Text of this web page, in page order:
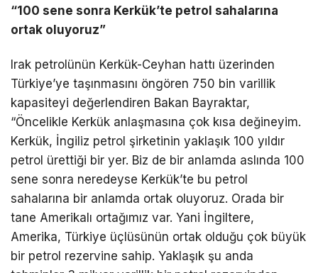
“100 sene sonra Kerkük’te petrol sahalarına
ortak oluyoruz”
Irak petrolünün Kerkük-Ceyhan hattı üzerinden
Türkiye’ye taşınmasını öngören 750 bin varillik
kapasiteyi değerlendiren Bakan Bayraktar,
“Öncelikle Kerkük anlaşmasına çok kısa değineyim.
Kerkük, İngiliz petrol şirketinin yaklaşık 100 yıldır
petrol ürettiği bir yer. Biz de bir anlamda aslında 100
sene sonra neredeyse Kerkük’te bu petrol
sahalarına bir anlamda ortak oluyoruz. Orada bir
tane Amerikalı ortağımız var. Yani İngiltere,
Amerika, Türkiye üçlüsünün ortak olduğu çok büyük
bir petrol rezervine sahip. Yaklaşık şu anda